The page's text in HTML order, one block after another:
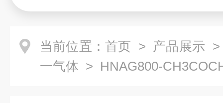
当前位置： 首页 > 产品展示
一气体 > HNAG800-